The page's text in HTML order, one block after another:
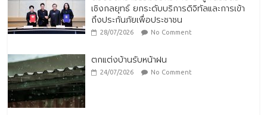
ตกแต่งบ้านรับหน้าฝน
24/07/2026 No Comment